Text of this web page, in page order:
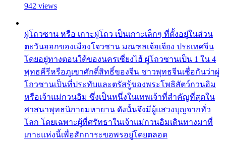
942 views
ผู่โถวซาน หรือ เกาะผู่โถว เป็นเกาะเล็กๆ ที่ตั้งอยู่ในส่วน
ตะวันออกของเมืองโจวซาน มณฑลเจ้อเจียง ประเทศจีน
โดยอยู่ทางตอนใต้ของนครเซี่ยงไฮ้ ผู่โถวซานเป็น 1 ใน 4
พุทธคีรีหรือภูเขาศักดิ์สิทธิ์ของจีน ชาวพุทธจีนเชื่อกันว่าผู่
โถวซานเป็นที่ประทับและตรัสรู้ของพระโพธิสัตว์กวนอิม
หรือเจ้าแม่กวนอิม ซึ่งเป็นหนึ่งในเทพเจ้าที่สำคัญที่สุดใน
ศาสนาพุทธนิกายมหายาน ดังนั้นจึงมีผู้แสวงบุญจากทั่ว
โลก โดยเฉพาะผู้ที่ศรัทธาในเจ้าแม่กวนอิมเดินทางมาที่
เกาะแห่งนี้เพื่อสักการะขอพรอยู่โดยตลอด